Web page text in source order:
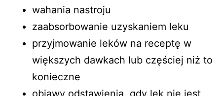
wahania nastroju
zaabsorbowanie uzyskaniem leku
przyjmowanie leków na receptę w
większych dawkach lub częściej niż to
konieczne
objawy odstawienia, gdy lek nie jest